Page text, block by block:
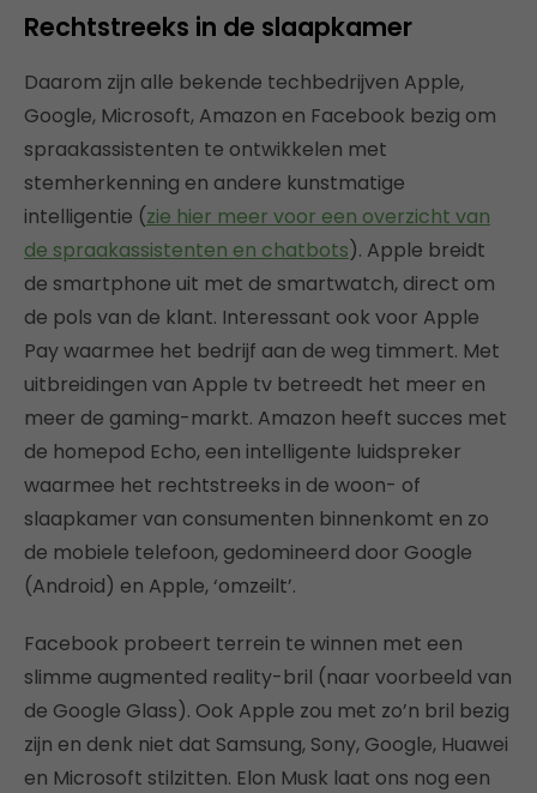
Rechtstreeks in de slaapkamer
Daarom zijn alle bekende techbedrijven Apple,
Google, Microsoft, Amazon en Facebook bezig om
spraakassistenten te ontwikkelen met
stemherkenning en andere kunstmatige
intelligentie (zie hier meer voor een overzicht van
de spraakassistenten en chatbots). Apple breidt
de smartphone uit met de smartwatch, direct om
de pols van de klant. Interessant ook voor Apple
Pay waarmee het bedrijf aan de weg timmert. Met
uitbreidingen van Apple tv betreedt het meer en
meer de gaming-markt. Amazon heeft succes met
de homepod Echo, een intelligente luidspreker
waarmee het rechtstreeks in de woon- of
slaapkamer van consumenten binnenkomt en zo
de mobiele telefoon, gedomineerd door Google
(Android) en Apple, ‘omzeilt’.
Facebook probeert terrein te winnen met een
slimme augmented reality-bril (naar voorbeeld van
de Google Glass). Ook Apple zou met zo’n bril bezig
zijn en denk niet dat Samsung, Sony, Google, Huawei
en Microsoft stilzitten. Elon Musk laat ons nog een